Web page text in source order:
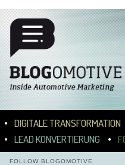
ZUM INHALT WECHSELN
ZUM SEKUNDÄREN INHALT
DIGITALE TRANSFORMATION
LEAD KONVERTIERUNG
FOLLOW BLOGOMOTIVE